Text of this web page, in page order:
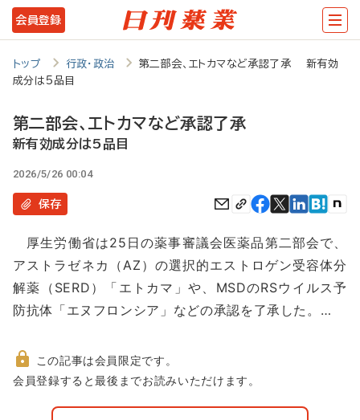
メ
イ
コ
ン
テ
ツ
に
動
会員登録
トップ 行政・政治
第二部会、エトカマなど承認了承 新有効
成分は5品目
第二部会、エトカマなど承認了承
新有効成分は5品目
2026/5/26 00:04
保存
厚生労働省は25日の薬事審議会医薬品第二部会で、
アストラゼネカ（AZ）の選択的エストロゲン受容体分
解薬（SERD）「エトカマ」や、MSDのRSウイルス予
防抗体「エヌフロンシア」などの承認を了承した。…
非
この記事は会員限定です。
会員登録すると最後までお読みいただけます。